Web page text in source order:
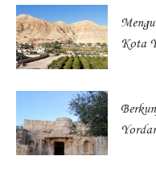
Kota